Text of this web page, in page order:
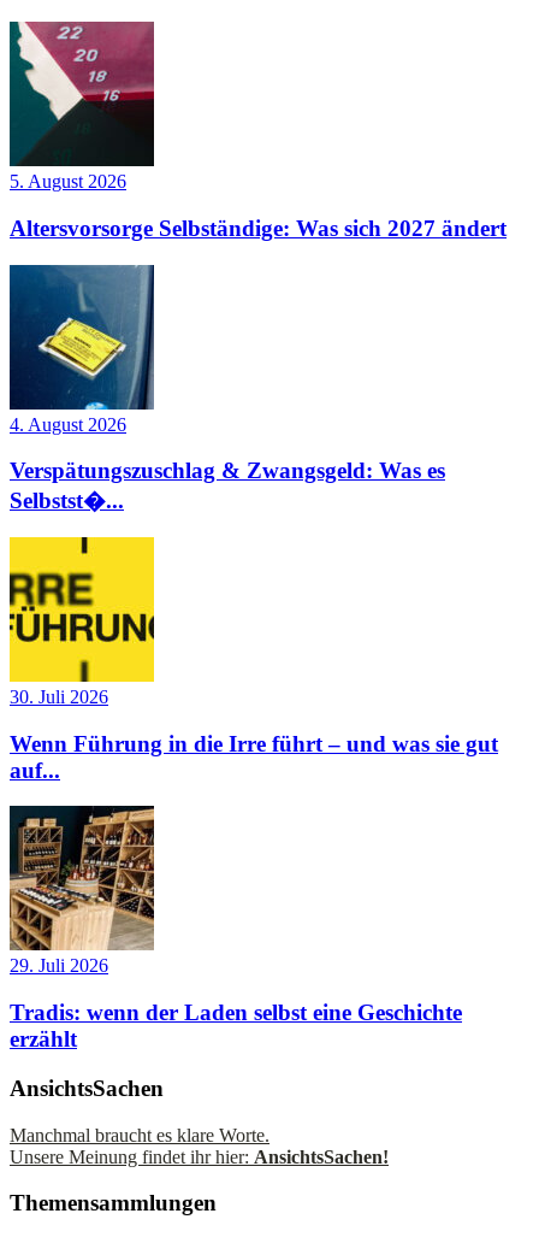
5. August 2026
Altersvorsorge Selbständige: Was sich 2027 ändert
4. August 2026
Verspätungszuschlag & Zwangsgeld: Was es
Selbstst�...
30. Juli 2026
Wenn Führung in die Irre führt – und was sie gut
auf...
29. Juli 2026
Tradis: wenn der Laden selbst eine Geschichte
erzählt
AnsichtsSachen
Manchmal braucht es klare Worte.
Unsere Meinung findet ihr hier: AnsichtsSachen!
Themensammlungen